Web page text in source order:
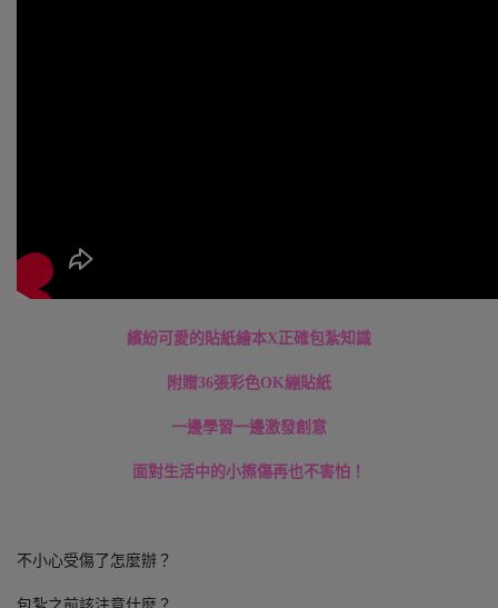
繽紛可愛的貼紙繪本X正確包紮知識
附贈36張彩色OK繃貼紙
一邊學習一邊激發創意
面對生活中的小擦傷再也不害怕！
不小心受傷了怎麼辦？